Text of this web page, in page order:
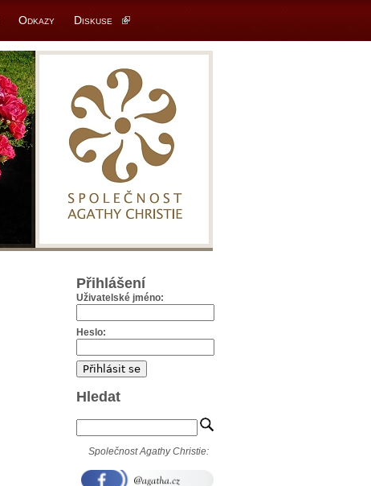
Odkazy Diskuse
Přihlášení
Uživatelské jméno:
Heslo:
Hledat
Společnost Agathy Christie: